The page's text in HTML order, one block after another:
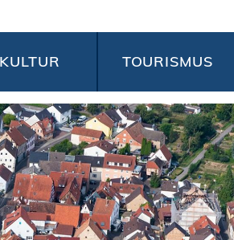
TOURISMUS